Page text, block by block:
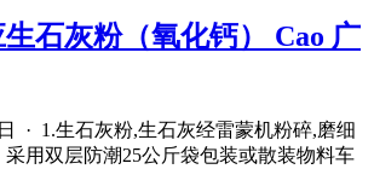
石灰粉（氧化钙） Cao 广
· 1.生石灰粉,生石灰经雷蒙机粉碎,磨细
用双层防潮25公斤袋包装或散装物料车